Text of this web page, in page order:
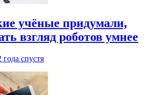
учёные придумали,
взгляд роботов умнее
года спустя